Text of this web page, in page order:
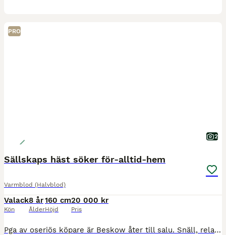
PRO
2
Sällskaps häst söker för-alltid-hem
Varmblod (Halvblod)
Valack
Kön
8 år
Ålder
160 cm
Höjd
20 000 kr
Pris
Pga av oseriös köpare är Beskow åter till salu. Snäll, relativt okomplicerad kille säljes som sällskap. Han är van att gå med olika typer av hästar (har gått mycket med unghästar där han fungerat som